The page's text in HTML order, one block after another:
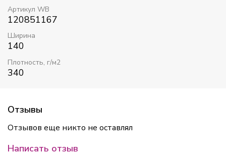
Артикул WB
120851167
Ширина
140
Плотность, г/м2
340
Отзывы
Отзывов еще никто не оставлял
Написать отзыв